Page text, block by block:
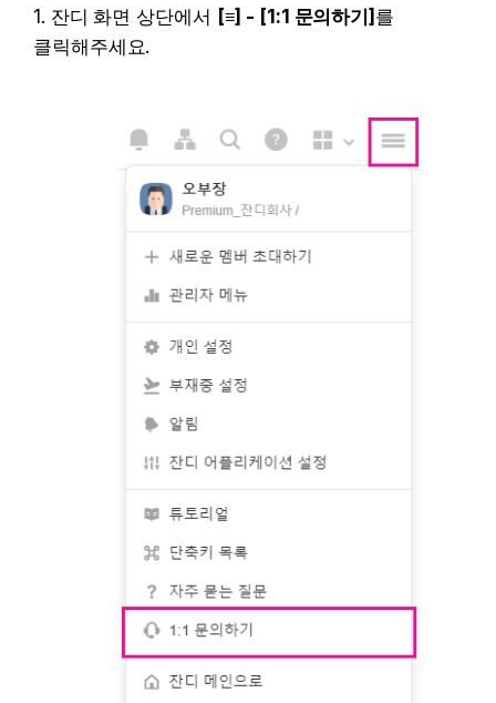
1. 잔디 화면 상단에서 [≡] - [1:1 문의하기] 를
클릭해주세요.